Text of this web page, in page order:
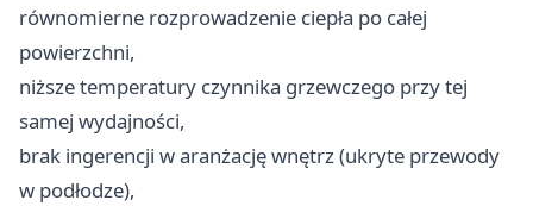
równomierne rozprowadzenie ciepła po całej
powierzchni,
niższe temperatury czynnika grzewczego przy tej
samej wydajności,
brak ingerencji w aranżację wnętrz (ukryte przewody
w podłodze),